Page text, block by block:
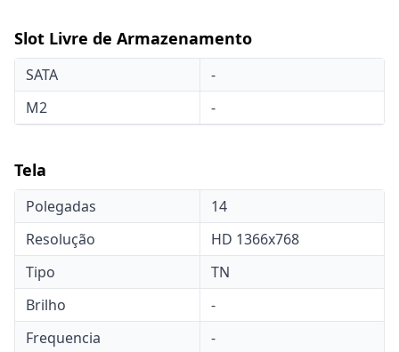
Slot Livre de Armazenamento
SATA
-
M2
-
Tela
Polegadas
14
Resolução
HD 1366x768
Tipo
TN
Brilho
-
Frequencia
-